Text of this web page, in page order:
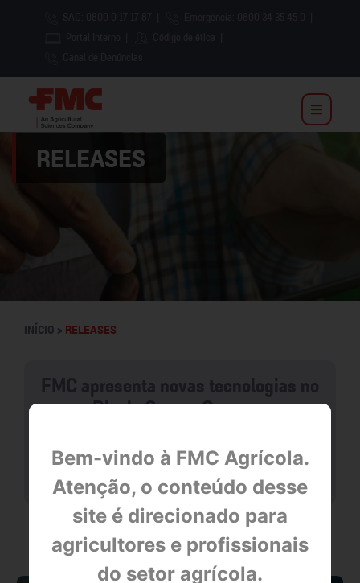
Bem-vindo à FMC Agrícola.
Atenção, o conteúdo desse
site é direcionado para
agricultores e profissionais
do setor agrícola.
RELEASES
INÍCIO > RELEASES
Dia de Campo Cocamar
null
OUTRAS NOTÍCIAS